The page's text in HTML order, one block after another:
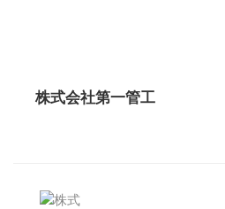
株式会社第一管工